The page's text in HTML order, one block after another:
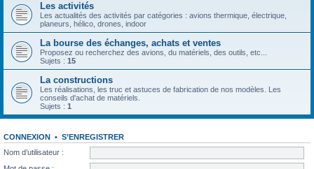
Les activités
Les actualités des activités par catégories : avions thermique, électrique,
planeurs, hélico, drones, indoor
La bourse des échanges, achats et ventes
Proposez ou recherchez des avions, du matériels, des outils, etc...
Sujets : 15
La constructions
Les réalisations, les truc et astuces de fabrication de nos modèles. Les
conseils d'achat de matériels.
Sujets : 1
CONNEXION • S’ENREGISTRER
Nom d’utilisateur :